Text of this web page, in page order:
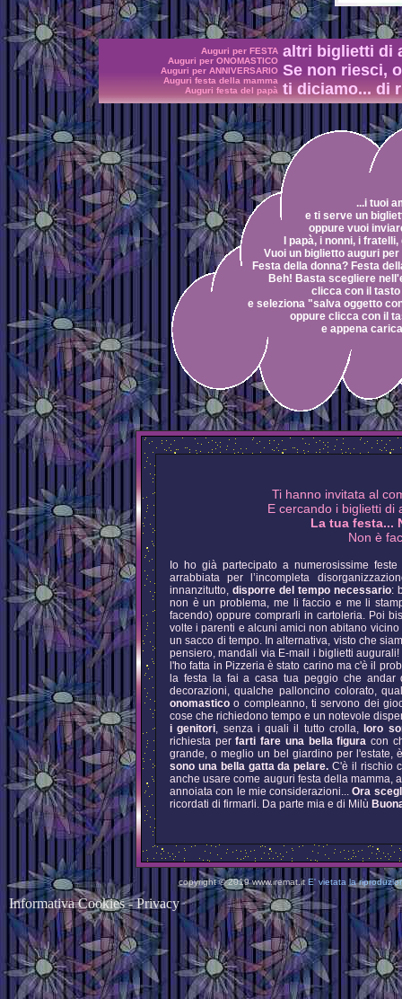
Auguri per FESTA
Auguri per ONOMASTICO
Auguri per ANNIVERSARIO
Auguri festa della mamma
Auguri festa del papà
altri biglietti di
Se non riesci,
ti diciamo... di
...i tuoi
e ti serve un
oppure vuoi
I papà, i nonni, i
Vuoi un biglietto auguri per
Festa della donna? Festa
Beh! Basta scegliere
clicca con il
e seleziona "salva oggetto
oppure clicca con il
e appena
Ti hanno invitata al
E cercando i biglietti di
La tua festa...
Non è
Io ho già partecipato a numerosissime
arrabbiata per l’incompleta
innanzitutto,disporre del tempo necessario:
non è un problema, me li faccio e me li
facendo) oppure comprarli in cartoleria. Poi
volte i parenti e alcuni amici non abitano
un sacco di tempo. In alternativa, visto che
pensiero, mandali via E-mail i biglietti
l'ho fatta in Pizzeria è stato carino ma c'è il
la festa la fai a casa tua peggio che
decorazioni, qualche palloncino colorato,
onomastico o compleanno, ti servono dei
cose che richiedono tempo e un notevole
i genitori, senza i quali il tutto crolla, loro
richiesta perfarti fare una bella figura con
grande, o meglio un bel giardino per l'estate,
sono una bella gatta da pelare. C'è il rischio
anche usare come auguri festa della mamma,
annoiata con le mie considerazioni...Ora
ricordati di firmarli. Da parte mia e di Milù
copyright © 2019 www.iremat.it E' vietata la
Informativa Cookies - Privacy